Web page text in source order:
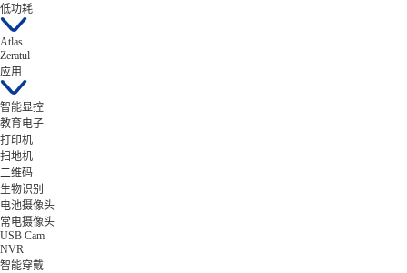
低功耗
Atlas
Zeratul
应用
智能显控
教育电子
打印机
扫地机
二维码
生物识别
电池摄像头
常电摄像头
USB Cam
NVR
智能穿戴